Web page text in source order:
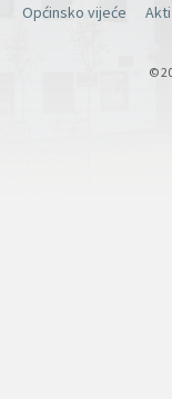
Općinsko vijeće
Akti
©